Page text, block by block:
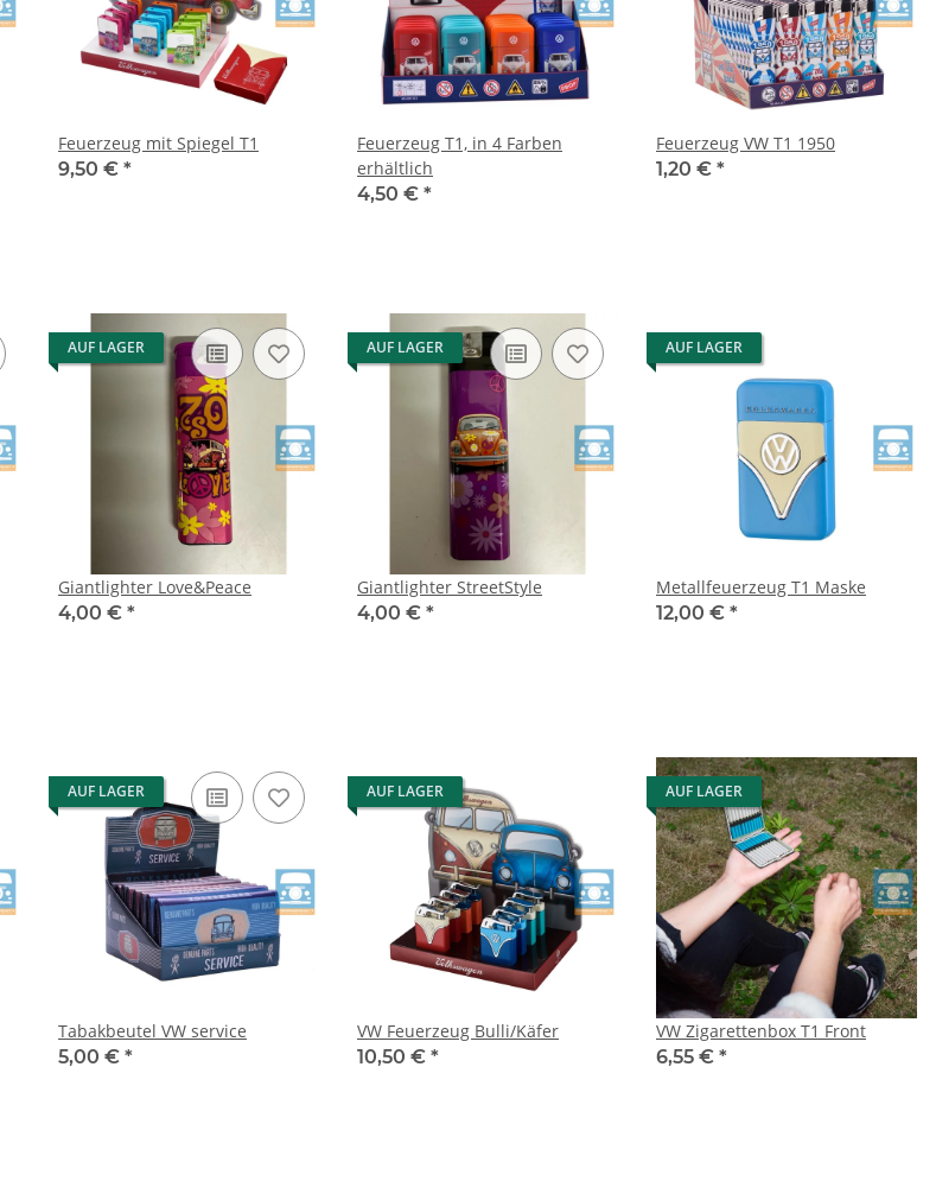
Feuerzeug mit Spiegel T1
9,50 € *
Feuerzeug T1, in 4 Farben
erhältlich
4,50 € *
Feuerzeug VW T1 1950
1,20 € *
AUF LAGER
Giantlighter Love&Peace
4,00 € *
AUF LAGER
Giantlighter StreetStyle
4,00 € *
AUF LAGER
Metallfeuerzeug T1 Maske
12,00 € *
AUF LAGER
Tabakbeutel VW service
5,00 € *
AUF LAGER
VW Feuerzeug Bulli/Käfer
10,50 € *
AUF LAGER
VW Zigarettenbox T1 Front
6,55 € *